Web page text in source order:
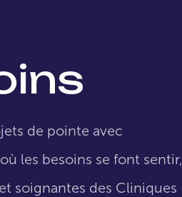
de pointe avec
les besoins se font sentir,
soignantes des Cliniques